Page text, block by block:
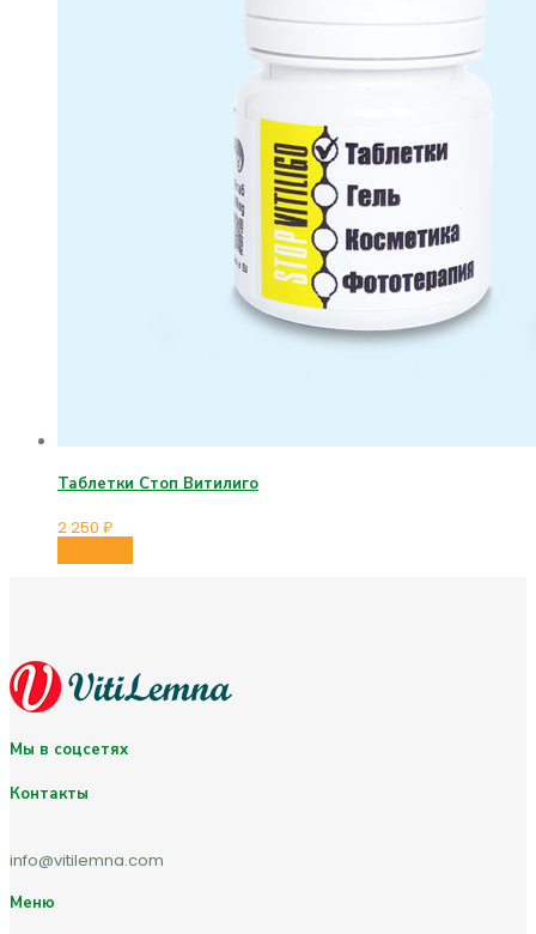
Таблетки Стоп Витилиго
2 250 ₽
Мы в соцсетях
Контакты
info@vitilemna.com
Меню